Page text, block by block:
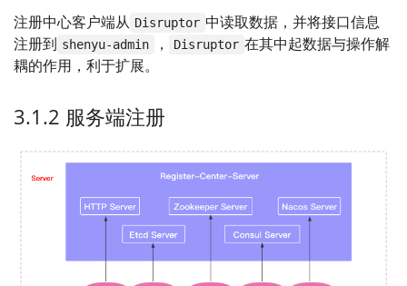
注册中心客户端从 Disruptor 中读取数据，并将接口信息
注册到 shenyu-admin ， Disruptor 在其中起数据与操作解
耦的作用，利于扩展。
3.1.2 服务端注册